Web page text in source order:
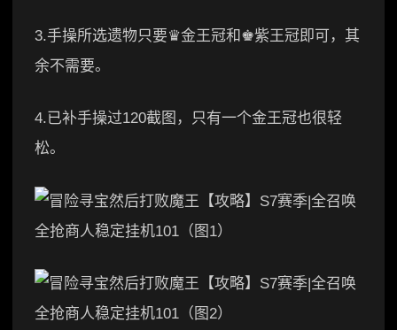
3.手操所选遗物只要♛金王冠和♚紫王冠即可，其
余不需要。
4.已补手操过120截图，只有一个金王冠也很轻
松。